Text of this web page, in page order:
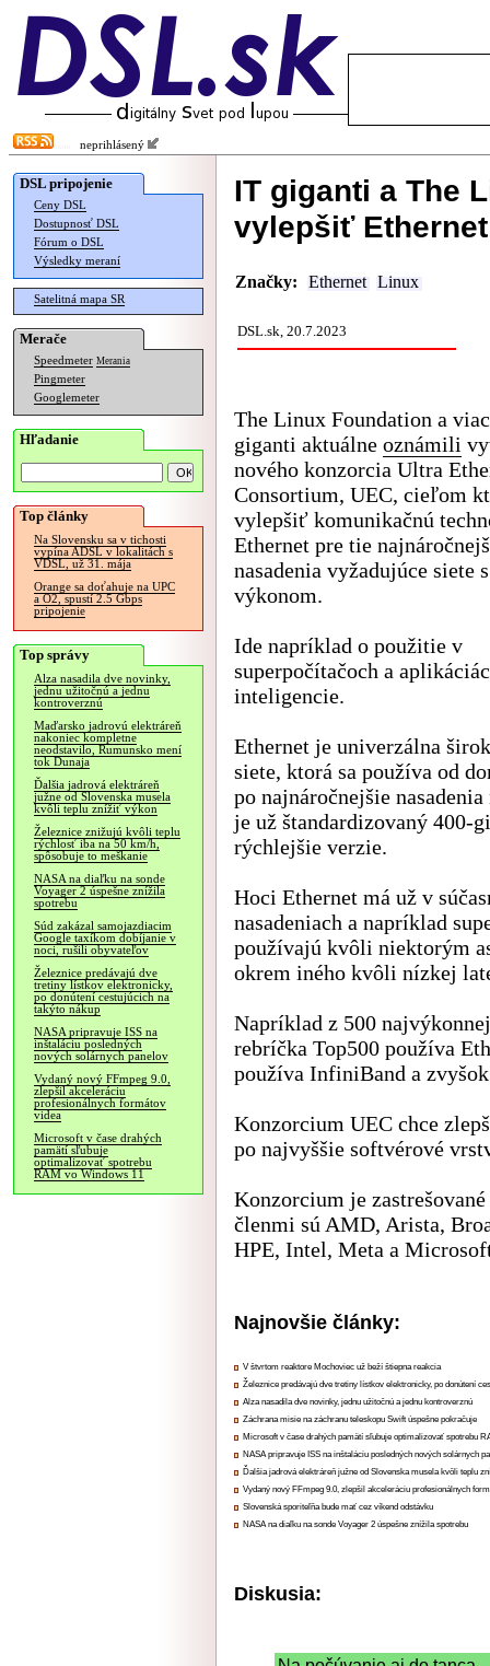
neprihlásený
DSL pripojenie
Ceny DSL
Dostupnosť DSL
Fórum o DSL
Výsledky meraní
Satelitná mapa SR
Merače
Speedmeter Merania
Pingmeter
Googlemeter
Hľadanie
Top články
Na Slovensku sa v tichosti
vypína ADSL v lokalitách s
VDSL, už 31. mája
Orange sa doťahuje na UPC
a O2, spustí 2.5 Gbps
pripojenie
Top správy
Alza nasadila dve novinky,
jednu užitočnú a jednu
kontroverznú
Maďarsko jadrovú elektráreň
nakoniec kompletne
neodstavilo, Rumunsko mení
tok Dunaja
Ďalšia jadrová elektráreň
južne od Slovenska musela
kvôli teplu znížiť výkon
Železnice znižujú kvôli teplu
rýchlosť iba na 50 km/h,
spôsobuje to meškanie
NASA na diaľku na sonde
Voyager 2 úspešne znížila
spotrebu
Súd zakázal samojazdiacim
Google taxíkom dobíjanie v
noci, rušili obyvateľov
Železnice predávajú dve
tretiny lístkov elektronicky,
po donútení cestujúcich na
takýto nákup
NASA pripravuje ISS na
inštaláciu posledných
nových solárnych panelov
Vydaný nový FFmpeg 9.0,
zlepšil akceleráciu
profesionálnych formátov
videa
Microsoft v čase drahých
pamätí sľubuje
optimalizovať spotrebu
RAM vo Windows 11
IT giganti a The
vylepšiť
Značky: Ethernet Linux
DSL.sk, 20.7.2023
The Linux Foundation a
giganti aktuálne oznámili
nového konzorcia Ultra
Consortium, UEC, cieľom
vylepšiť komunikačnú
Ethernet pre tie
nasadenia vyžadujúce siete
výkonom.
Ide napríklad o použitie v
superpočítačoch a
inteligencie.
Ethernet je univerzálna
siete, ktorá sa používa od
po najnáročnejšie
je už štandardizovaný 400-
rýchlejšie verzie.
Hoci Ethernet má už v
nasadeniach a napríklad
používajú kvôli niektorým
okrem iného kvôli nízkej
Napríklad z 500
rebríčka Top500 používa
používa InfiniBand a
Konzorcium UEC chce
po najvyššie softvérové
Konzorcium je
členmi sú AMD, Arista,
HPE, Intel, Meta a
Najnovšie články:
V štvrtom reaktore Mochoviec už beží štiepna reakcia
Železnice predávajú dve tretiny lístkov elektronicky, po donútení
Alza nasadila dve novinky, jednu užitočnú a jednu kontroverznú
Záchrana misie na záchranu teleskopu Swift úspešne pokračuje
Microsoft v čase drahých pamätí sľubuje optimalizovať spotrebu
NASA pripravuje ISS na inštaláciu posledných nových solárnych
Ďalšia jadrová elektráreň južne od Slovenska musela kvôli teplu
Vydaný nový FFmpeg 9.0, zlepšil akceleráciu profesionálnych
Slovenská sporiteľňa bude mať cez víkend odstávku
NASA na diaľku na sonde Voyager 2 úspešne znížila spotrebu
Diskusia: